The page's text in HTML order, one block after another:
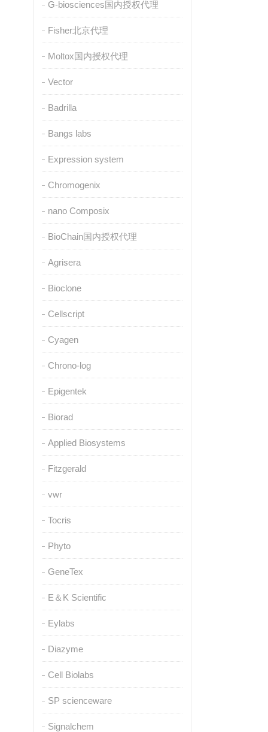
G-biosciences国内授权代理
Fisher北京代理
Moltox国内授权代理
Vector
Badrilla
Bangs labs
Expression system
Chromogenix
nano Composix
BioChain国内授权代理
Agrisera
Bioclone
Cellscript
Cyagen
Chrono-log
Epigentek
Biorad
Applied Biosystems
Fitzgerald
vwr
Tocris
Phyto
GeneTex
E＆K Scientific
Eylabs
Diazyme
Cell Biolabs
SP scienceware
Signalchem